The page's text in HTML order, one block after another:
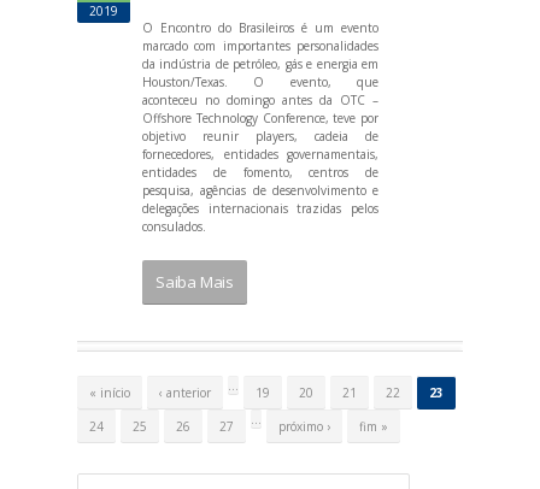
2019
O Encontro do Brasileiros é um evento
marcado com importantes personalidades
da indústria de petróleo, gás e energia em
Houston/Texas. O evento, que
aconteceu no domingo antes da OTC –
Offshore Technology Conference, teve por
objetivo reunir players, cadeia de
fornecedores, entidades governamentais,
entidades de fomento, centros de
pesquisa, agências de desenvolvimento e
delegações internacionais trazidas pelos
consulados.
Saiba Mais
s
« início ‹ anterior … 19 20 21 22
23
24
25 26 27 … próximo › fim »